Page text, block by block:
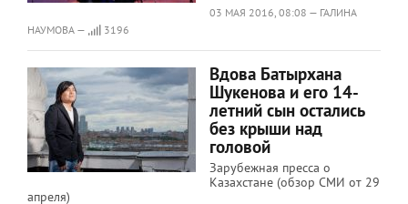
03 МАЯ 2016, 08:08 — ГАЛИНА
НАУМОВА —
3196
Вдова Батырхана
Шукенова и его 14-
летний сын остались
без крыши над
головой
Зарубежная пресса о
Казахстане (обзор СМИ от 29
апреля)